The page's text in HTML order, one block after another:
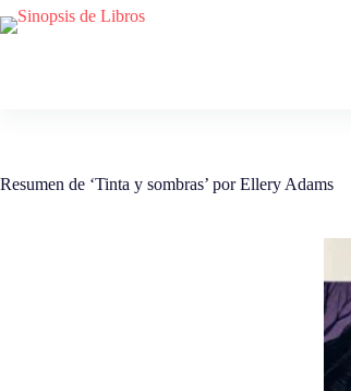
Saltar
al
Resumen de ‘Tinta y sombras’ por Ellery Adams